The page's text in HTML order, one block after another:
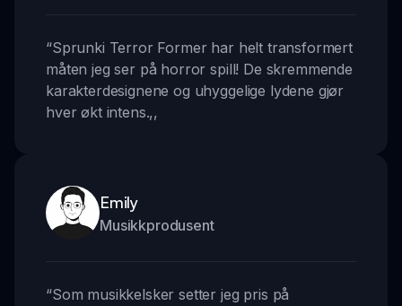
“Sprunki Terror Former har helt transformert
måten jeg ser på horror spill! De skremmende
karakterdesignene og uhyggelige lydene gjør
hver økt intens.,,
Emily
Musikkprodusent
“Som musikkelsker setter jeg pris på